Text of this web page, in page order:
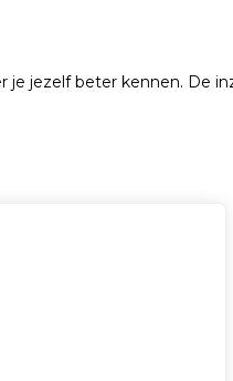
jezelf beter kennen. De